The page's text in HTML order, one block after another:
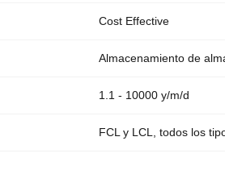
Cost Effective
Almacenamiento de
1.1 - 10000 y/m/d
FCL y LCL, todos los